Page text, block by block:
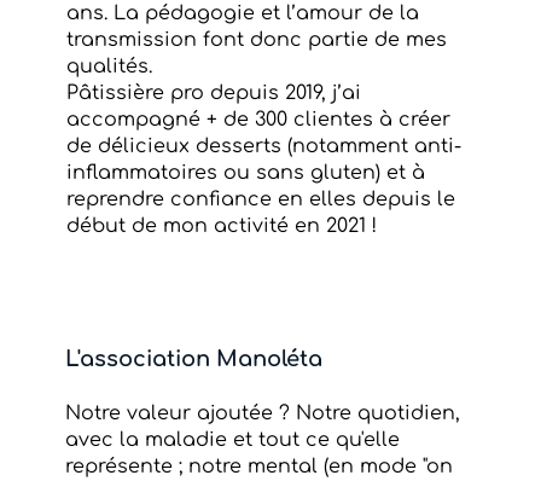
ans. La pédagogie et l’amour de la
transmission font donc partie de mes
qualités.
Pâtissière pro depuis 2019, j’ai
accompagné + de 300 clientes à créer
de délicieux desserts (notamment anti-
inflammatoires ou sans gluten) et à
reprendre confiance en elles depuis le
début de mon activité en 2021 !
L'association Manoléta
Notre valeur ajoutée ? Notre quotidien,
avec la maladie et tout ce qu'elle
représente ; notre mental (en mode "on